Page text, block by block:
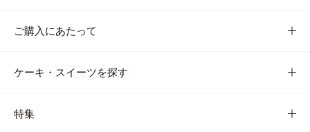
ご購入にあたって
ケーキ・スイーツを探す
特集